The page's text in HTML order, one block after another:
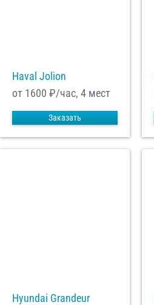
Haval Jolion
от 1600 ₽/час, 4 мест
Заказать
Hyundai Grandeur